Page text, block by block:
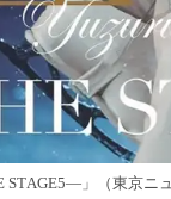
STAGE5―」（東京ニ